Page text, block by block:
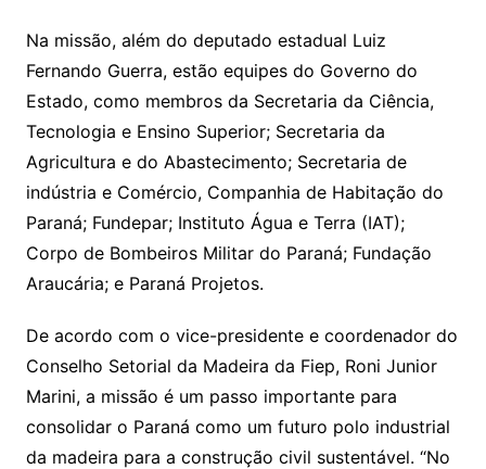
Na missão, além do deputado estadual Luiz
Fernando Guerra, estão equipes do Governo do
Estado, como membros da Secretaria da Ciência,
Tecnologia e Ensino Superior; Secretaria da
Agricultura e do Abastecimento; Secretaria de
indústria e Comércio, Companhia de Habitação do
Paraná; Fundepar; Instituto Água e Terra (IAT);
Corpo de Bombeiros Militar do Paraná; Fundação
Araucária; e Paraná Projetos.
De acordo com o vice-presidente e coordenador do
Conselho Setorial da Madeira da Fiep, Roni Junior
Marini, a missão é um passo importante para
consolidar o Paraná como um futuro polo industrial
da madeira para a construção civil sustentável. “No